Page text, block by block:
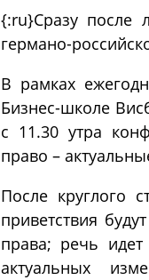
{:ru}Сразу после
германо-
В рамках
Бизнес-школе
с 11.30 утра
право –
После круглого
приветствия
права; речь
актуальных